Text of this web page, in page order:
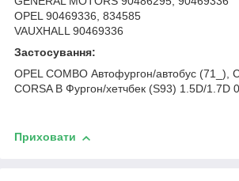
OPEL 90469336, 834585
VAUXHALL 90469336
Застосування:
OPEL COMBO Автофургон/автобус (71_),
CORSA B Фургон/хетчбек (S93) 1.5D/1.7D
Приховати